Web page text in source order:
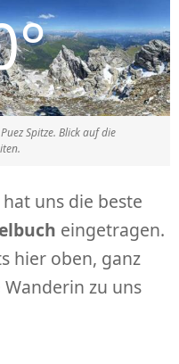
Spitze. Blick auf die
uns die beste
eingetragen.
hier oben, ganz
zu uns